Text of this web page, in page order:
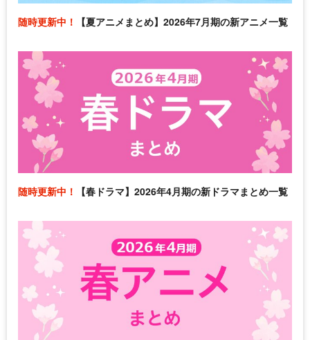
随時更新中！ 【夏アニメまとめ】2026年7月期の新アニメ一覧
随時更新中！ 【春ドラマ】2026年4月期の新ドラマまとめ一覧